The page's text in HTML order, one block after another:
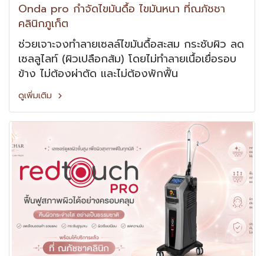
Onda pro กำจัดไขมันดื้อ ไขมันหนา ที่ณภัชชา
คลินิกภูเก็ต
ช่วยเจาะจงทำลายเซลล์ไขมันดื้อสะสม กระชับผิว ลด
เซลลูไลท์ (ผิวเปลือกส้ม) โดยไม่ทำลายเนื้อเยื่อรอบ
ข้าง ไม่ต้องผ่าตัด และไม่ต้องพักฟื้น
ดูเพิ่มเติม